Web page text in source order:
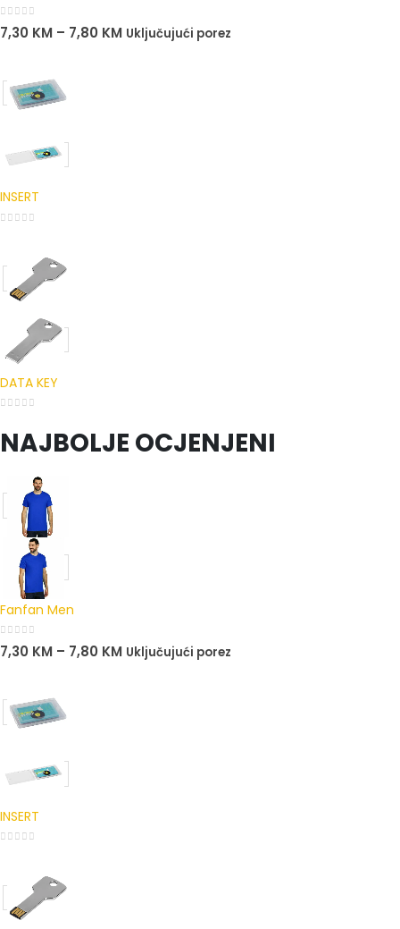
0out of 5
7,30 KM – 7,80 KM Uključujući porez
INSERT
DATA KEY
NAJBOLJE OCJENJENI
Fanfan Men
0out of 5
7,30 KM – 7,80 KM Uključujući porez
INSERT